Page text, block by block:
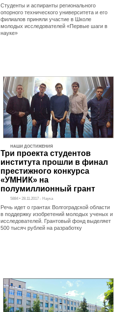
Студенты и аспиранты регионального
опорного технического университета и его
филиалов приняли участие в Школе
молодых исследователей «Первые шаги в
науке»
НАШИ ДОСТИЖЕНИЯ
Три проекта студентов
института прошли в финал
престижного конкурса
«УМНИК» на
полумиллионный грант
5884 • 28.11.2017 - Наука
Речь идет о грантах Волгоградской области
в поддержку изобретений молодых ученых и
исследователей. Грантовый фонд выделяет
500 тысяч рублей на разработку